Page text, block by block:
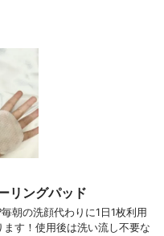
リングパッド
朝の洗顔代わりに1日1枚利用
す！使用後は洗い流し不要な